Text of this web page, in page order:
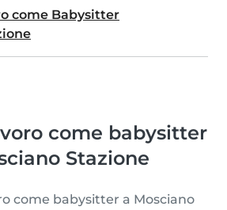
come Babysitter
come babysitter
Stazione
come babysitter a Mosciano